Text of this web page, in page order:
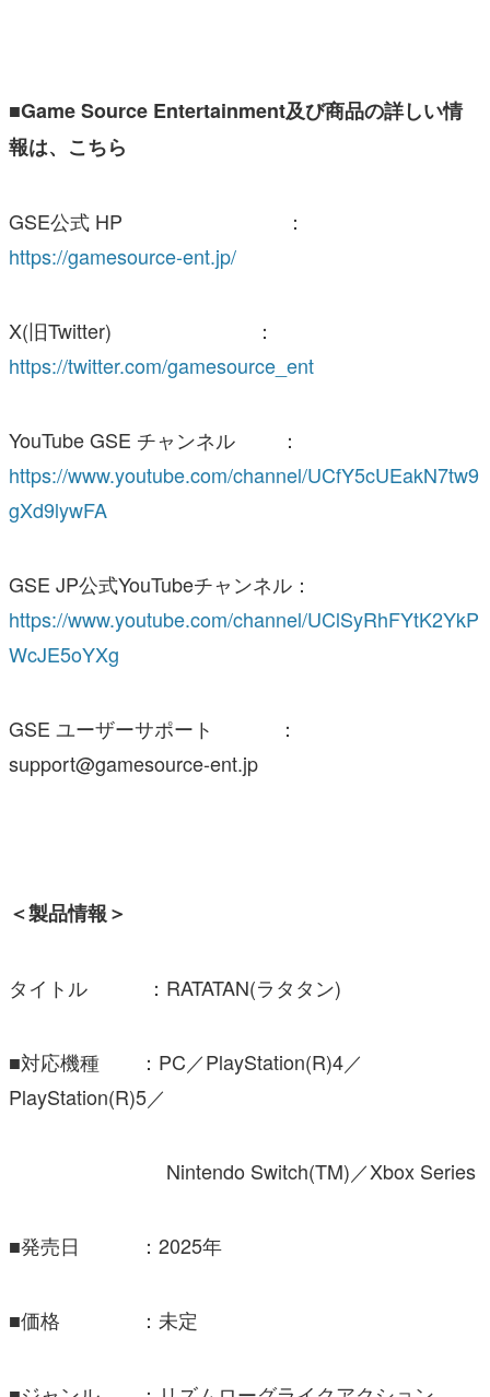
■Game Source Entertainment及び商品の詳しい情
報は、こちら
GSE公式 HP ：
https://gamesource-ent.jp/
X(旧Twitter) ：
https://twitter.com/gamesource_ent
YouTube GSE チャンネル ：
https://www.youtube.com/channel/UCfY5cUEakN7tw9
gXd9lywFA
GSE JP公式YouTubeチャンネル：
https://www.youtube.com/channel/UClSyRhFYtK2YkP
WcJE5oYXg
GSE ユーザーサポート ：
support@gamesource-ent.jp
＜製品情報＞
タイトル ：RATATAN(ラタタン)
■対応機種 ：PC／PlayStation(R)4／
PlayStation(R)5／
Nintendo Switch(TM)／Xbox Series
■発売日 ：2025年
■価格 ：未定